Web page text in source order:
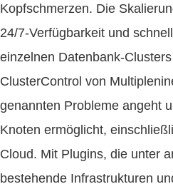
Kopfschmerzen. Die
24/7-Verfügbarkeit und
einzelnen Datenbank-
ClusterControl von
genannten Probleme angeht
Knoten ermöglicht,
Cloud. Mit Plugins, die unter
bestehende Infrastrukturen